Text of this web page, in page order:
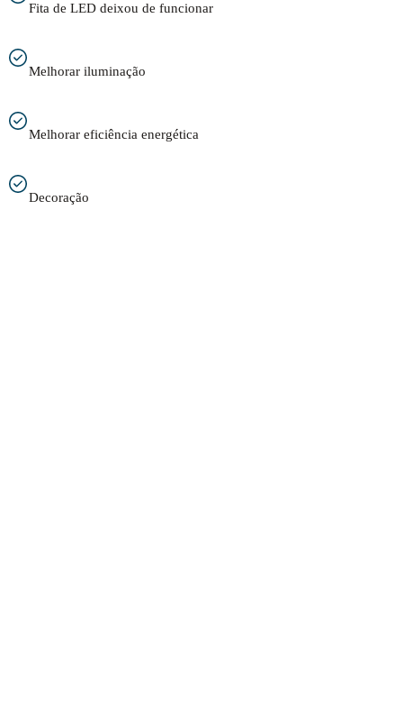
Fita de LED deixou de funcionar
Melhorar iluminação
Melhorar eficiência energética
Decoração